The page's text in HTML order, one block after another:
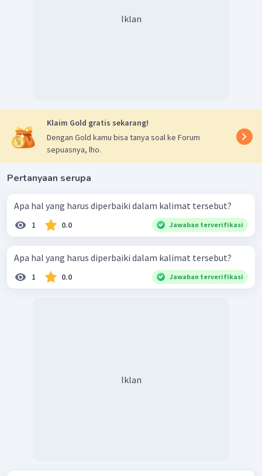
memiliki kebudayaan makan ikan dengan tingkat konsumsi
Iklan
Klaim Gold gratis sekarang!
Dengan Gold kamu bisa tanya soal ke Forum
sepuasnya, lho.
Pertanyaan serupa
Apa hal yang harus diperbaiki dalam kalimat tersebut?
1 0.0 Jawaban terverifikasi
Apa hal yang harus diperbaiki dalam kalimat tersebut?
1 0.0 Jawaban terverifikasi
Iklan